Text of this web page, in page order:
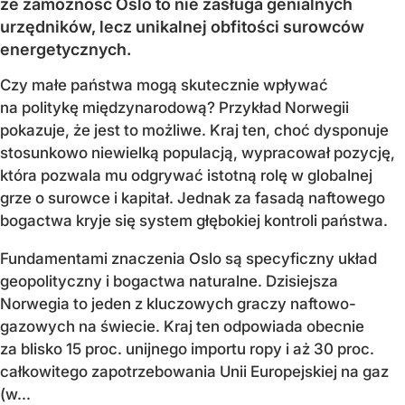
że zamożność Oslo to nie zasługa genialnych
urzędników, lecz unikalnej obfitości surowców
energetycznych.
Czy małe państwa mogą skutecznie wpływać
na politykę międzynarodową? Przykład Norwegii
pokazuje, że jest to możliwe. Kraj ten, choć dysponuje
stosunkowo niewielką populacją, wypracował pozycję,
która pozwala mu odgrywać istotną rolę w globalnej
grze o surowce i kapitał. Jednak za fasadą naftowego
bogactwa kryje się system głębokiej kontroli państwa.
Fundamentami znaczenia Oslo są specyficzny układ
geopolityczny i bogactwa naturalne. Dzisiejsza
Norwegia to jeden z kluczowych graczy naftowo-
gazowych na świecie. Kraj ten odpowiada obecnie
za blisko 15 proc. unijnego importu ropy i aż 30 proc.
całkowitego zapotrzebowania Unii Europejskiej na gaz
(w...